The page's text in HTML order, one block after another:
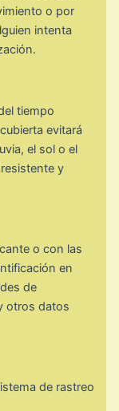
o por
intenta
tiempo
evitará
el sol o el
y
o con las
en
de
otros datos
de rastreo